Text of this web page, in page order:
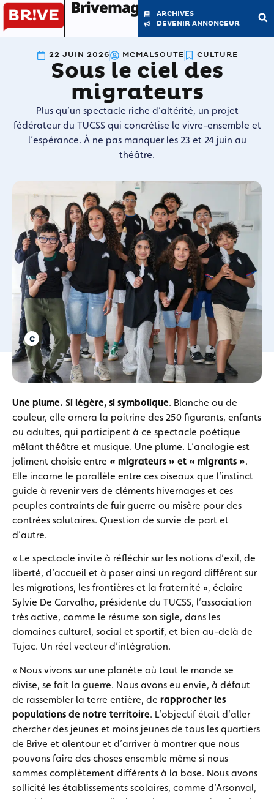
Brivemag'
ARCHIVES
DEVENIR ANNONCEUR
22 JUIN 2026 MCMALSOUTE CULTURE
Sous le ciel des
migrateurs
Plus qu’un spectacle riche d’altérité, un projet
fédérateur du TUCSS qui concrétise le vivre-ensemble et
l’espérance. À ne pas manquer les 23 et 24 juin au
théâtre.
Une plume. Si légère, si symbolique. Blanche ou de
couleur, elle ornera la poitrine des 250 figurants, enfants
ou adultes, qui participent à ce spectacle poétique
mêlant théâtre et musique. Une plume. L’analogie est
joliment choisie entre « migrateurs » et « migrants ».
Elle incarne le parallèle entre ces oiseaux que l’instinct
guide à revenir vers de cléments hivernages et ces
peuples contraints de fuir guerre ou misère pour des
contrées salutaires. Question de survie de part et
d’autre.
« Le spectacle invite à réfléchir sur les notions d’exil, de
liberté, d’accueil et à poser ainsi un regard différent sur
les migrations, les frontières et la fraternité », éclaire
Sylvie De Carvalho, présidente du TUCSS, l’association
très active, comme le résume son sigle, dans les
domaines culturel, social et sportif, et bien au-delà de
Tujac. Un réel vecteur d’intégration.
« Nous vivons sur une planète où tout le monde se
divise, se fait la guerre. Nous avons eu envie, à défaut
de rassembler la terre entière, de rapprocher les
populations de notre territoire. L’objectif était d’aller
chercher des jeunes et moins jeunes de tous les quartiers
de Brive et alentour et d’arriver à montrer que nous
pouvons faire des choses ensemble même si nous
sommes complètement différents à la base. Nous avons
sollicité les établissements scolaires, comme d’Arsonval,